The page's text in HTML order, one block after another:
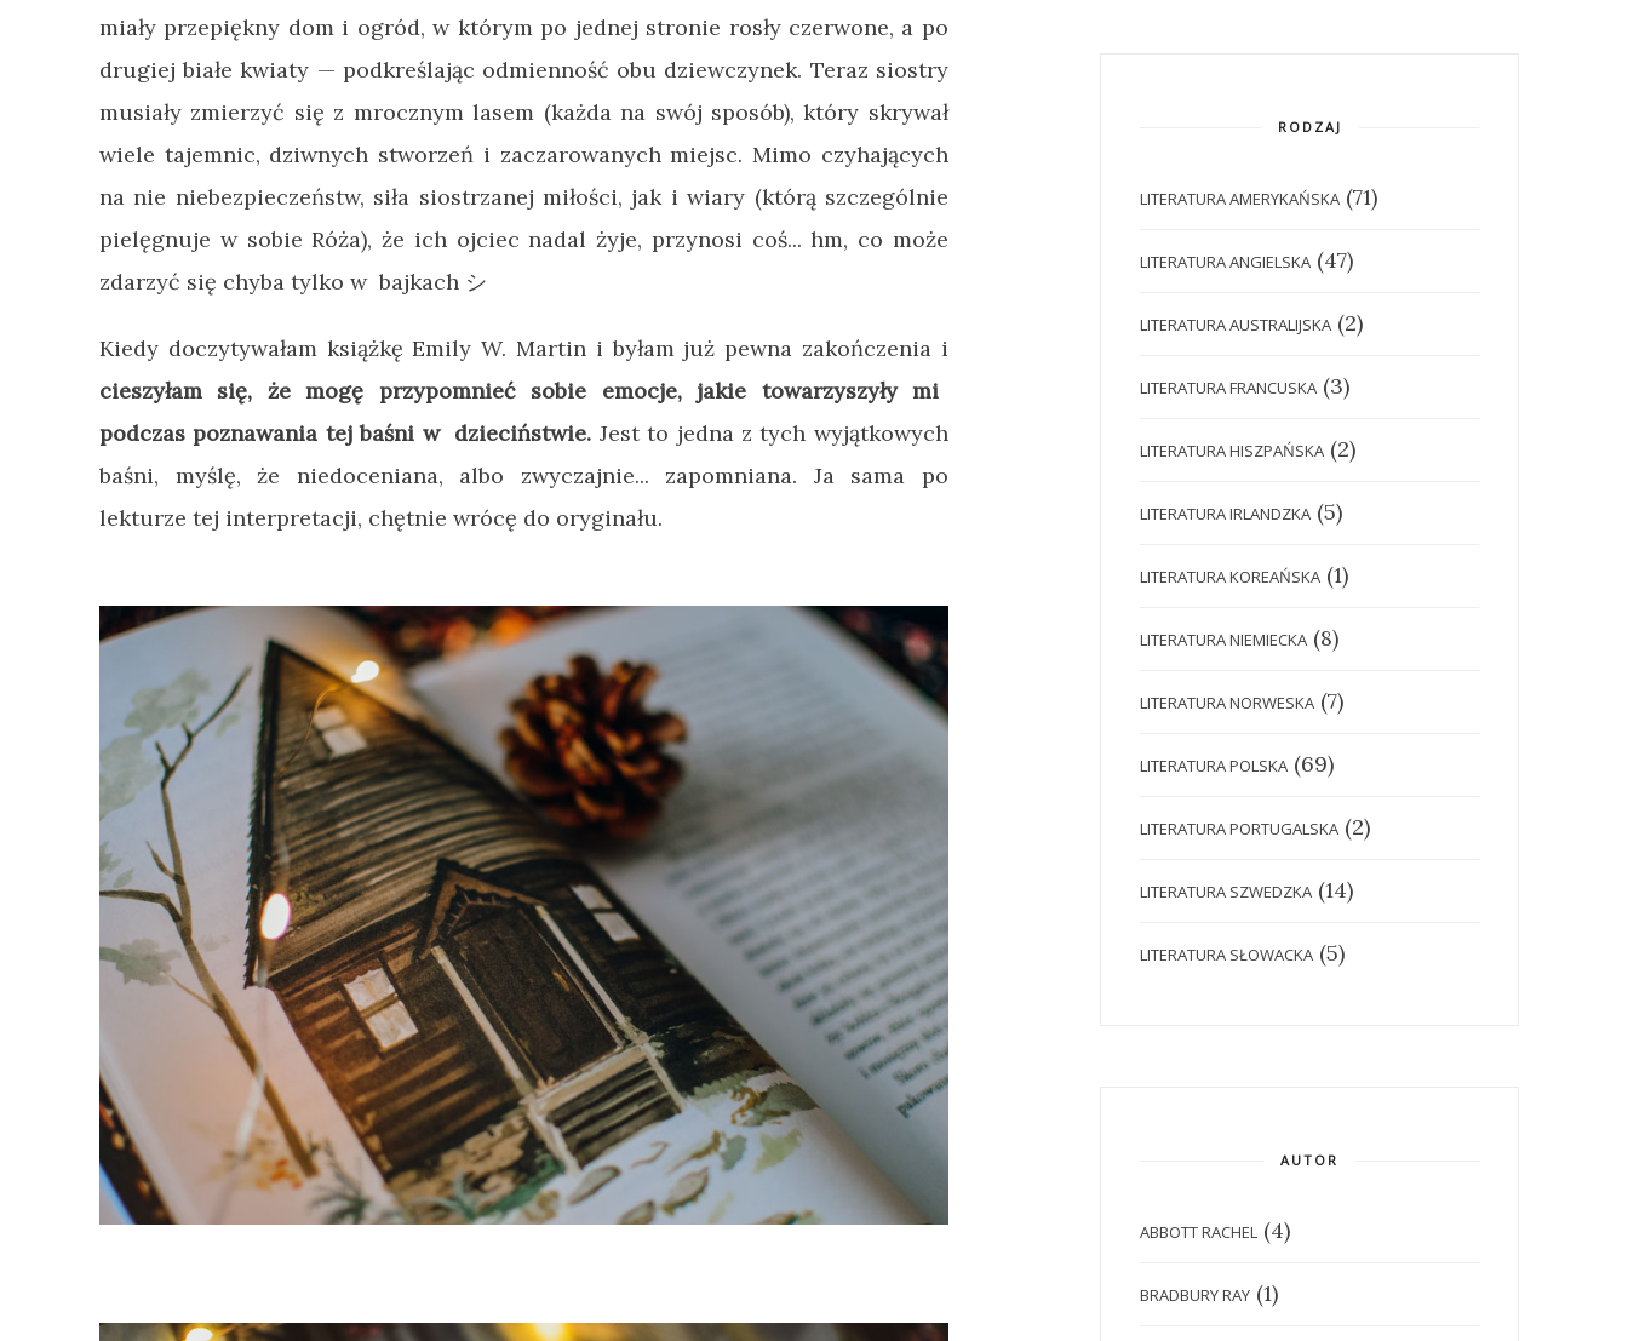
miały przepiękny dom i ogród, w którym po jednej stronie rosły czerwone, a po
drugiej białe kwiaty — podkreślając odmienność obu dziewczynek. Teraz siostry
musiały zmierzyć się z mrocznym lasem (każda na swój sposób), który skrywał
wiele tajemnic, dziwnych stworzeń i zaczarowanych miejsc. Mimo czyhających
na nie niebezpieczeństw, siła siostrzanej miłości, jak i wiary (którą szczególnie
pielęgnuje w sobie Róża), że ich ojciec nadal żyje, przynosi coś... hm, co może
zdarzyć się chyba tylko w bajkach シ
Kiedy doczytywałam książkę Emily W. Martin i byłam już pewna zakończenia i
cieszyłam się, że mogę przypomnieć sobie emocje, jakie towarzyszyły mi
podczas poznawania tej baśni w dzieciństwie. Jest to jedna z tych wyjątkowych
baśni, myślę, że niedoceniana, albo zwyczajnie... zapomniana. Ja sama po
lekturze tej interpretacji, chętnie wrócę do oryginału.
RODZAJ
LITERATURA AMERYKAŃSKA (71)
LITERATURA ANGIELSKA (47)
LITERATURA AUSTRALIJSKA (2)
LITERATURA FRANCUSKA (3)
LITERATURA HISZPAŃSKA (2)
LITERATURA IRLANDZKA (5)
LITERATURA KOREAŃSKA (1)
LITERATURA NIEMIECKA (8)
LITERATURA NORWESKA (7)
LITERATURA POLSKA (69)
LITERATURA PORTUGALSKA (2)
LITERATURA SZWEDZKA (14)
LITERATURA SŁOWACKA (5)
AUTOR
ABBOTT RACHEL (4)
BRADBURY RAY (1)